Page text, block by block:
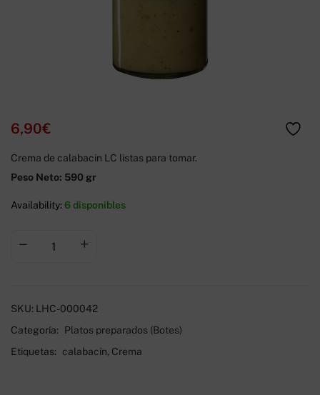
6,90€
Crema de calabacin LC listas para tomar.
Peso Neto: 590 gr
Availability: 6 disponibles
SKU: LHC-000042
Categoría:
Platos preparados (Botes)
Etiquetas:
calabacín, Crema